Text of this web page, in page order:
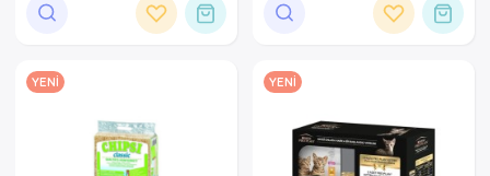
YENI YENI